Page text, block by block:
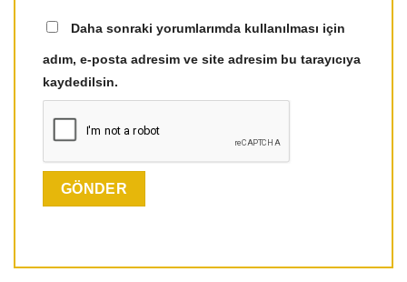
Daha sonraki yorumlarımda kullanılması için
adım, e-posta adresim ve site adresim bu tarayıcıya
kaydedilsin.